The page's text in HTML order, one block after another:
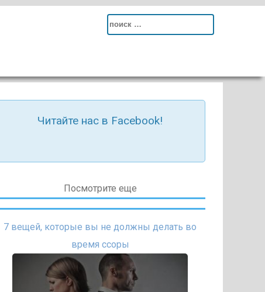
Search
Читайте нас в Facebook!
Посмотрите еще
7 вещей, которые вы не должны делать во
время ссоры